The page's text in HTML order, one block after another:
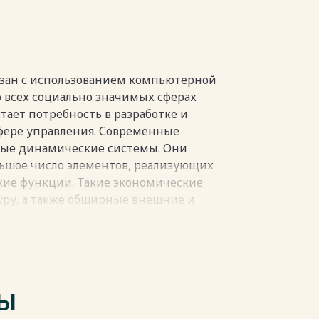
информационных систем
бизнес-процесса
бизнес-процесса 60
69
с использованием компьютерной
социально значимых сферах
потребность в разработке и
управления. Современные
динамические системы. Они
число элементов, реализующих
функции. Такие экономические
а также обширные внешние и
комплексного
она охватывает комплексы